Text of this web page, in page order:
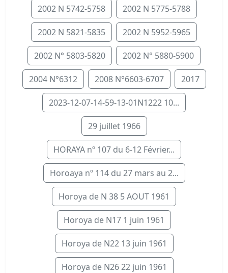
2002 N 5742-5758 2002 N 5775-5788
2002 N 5821-5835 2002 N 5952-5965
2002 N° 5803-5820 2002 N° 5880-5900
2004 N°6312 2008 N°6603-6707 2017
2023-12-07-14-59-13-01N1222 10...
29 juillet 1966
HORAYA nº 107 du 6-12 Février...
Horoaya nº 114 du 27 mars au 2...
Horoya de N 38 5 AOUT 1961
Horoya de N17 1 juin 1961
Horoya de N22 13 juin 1961
Horoya de N26 22 juin 1961